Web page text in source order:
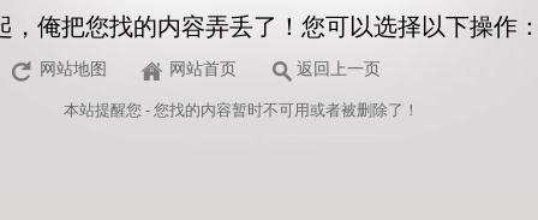
，俺把您找的内容弄丢了！您可以选择以下操作
网站地图 网站首页 返回上一页
本站提醒您 - 您找的内容暂时不可用或者被删除了！